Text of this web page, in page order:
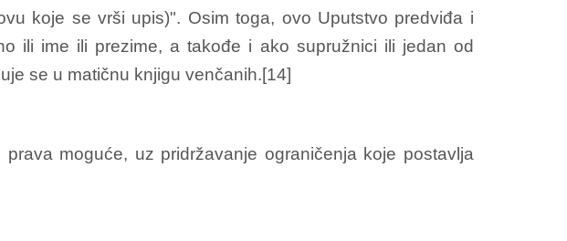
koje se vrši upis)". Osim toga, ovo Uputstvo predviđa i
ili ime ili prezime, a takođe i ako supružnici ili jedan od
se u matičnu knjigu venčanih.[14]
moguće, uz pridržavanje ograničenja koje postavlja